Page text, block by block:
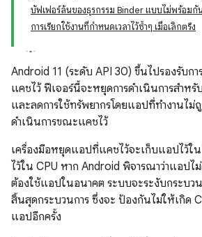
บัฟเฟอร์ล้นของธุรกรรม Binder แบบไม่พร้อมกั
การเรียกใช้งานที่กำหนดเวลาไว้ซ้ำๆ เมื่อเลิกตรึง
Android 11 (ระดับ API 30) ขึ้นไปรองรับก
แคชไว้ ฟีเจอร์นี้จะหยุดการดำเนินการสำหรั
และลดการใช้ทรัพยากรโดยแอปที่ทำงานไม่
ดำเนินการขณะแคชไว้
เครื่องมือหยุดแอปที่แคชไว้จะเก็บแอปไว้
ไว้ใน CPU หาก Android พิจารณาว่าแอปไ
ต้องใช้แอปในอนาคต ระบบจะระงับกระบ
สิ้นสุดกระบวนการ ซึ่งจะ ป้องกันไม่ให้เกิด
แอปอีกครั้ง